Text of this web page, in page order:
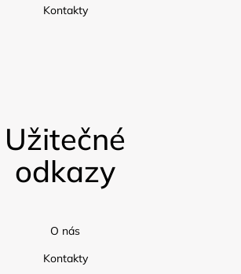
Kontakty
Užitečné
odkazy
O nás
Kontakty